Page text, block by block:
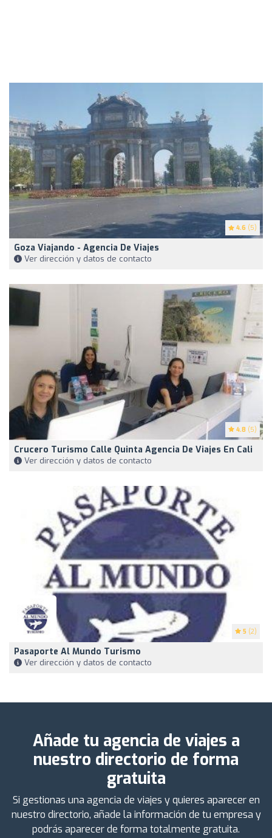
4.6 (5)
Goza Viajando - Agencia De Viajes
Ver dirección y datos de contacto
4.8 (5)
Crucero Turismo Calle Quinta Agencia De Viajes En Cali
Ver dirección y datos de contacto
5 (2)
Pasaporte Al Mundo Turismo
Ver dirección y datos de contacto
Añade tu agencia de viajes a
nuestro directorio de forma
gratuita
Si gestionas una agencia de viajes y quieres aparecer en
nuestro directorio, añade la información de tu empresa y
podrás aparecer de forma totalmente gratuita.